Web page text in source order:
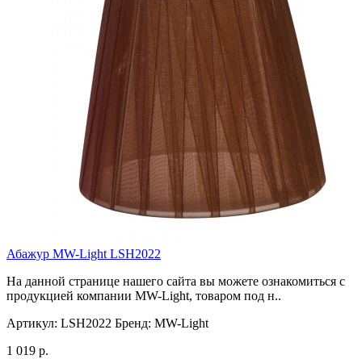
Абажур MW-Light LSH2022
На данной странице нашего сайта вы можете ознакомиться с
продукцией компании MW-Light, товаром под н..
Артикул: LSH2022 Бренд: MW-Light
1 019 р.